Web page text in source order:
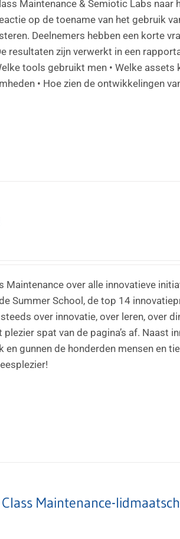
Maintenance & Semiotic Labs
op de toename van het gebruik
Deelnemers hebben een korte
resultaten zijn verwerkt in een
tools gebruikt men • Welke
• Hoe zien de ontwikkelingen
Maintenance over alle innovatieve
Summer School, de top 14
over innovatie, over leren, over
spat van de pagina’s af. Naast
en gunnen de honderden mensen en
Maintenance-